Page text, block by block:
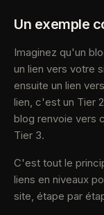
Un exemple
Imaginez qu'un
un lien vers votre
ensuite un lien
lien, c'est un Tier
blog renvoie vers
Tier 3.
C'est tout le
liens en niveaux
site, étape par